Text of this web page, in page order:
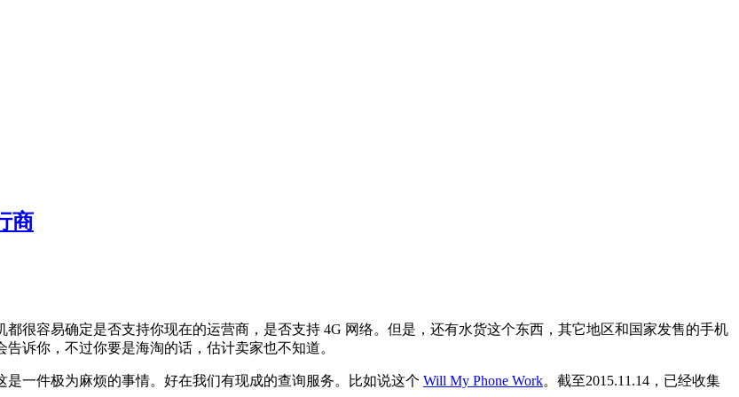
商
很容易确定是否支持你现在的运营商，是否支持 4G 网络。但是，还有水货这个东西，其它地区和国家发售的手机
诉你，不过你要是海淘的话，估计卖家也不知道。
一件极为麻烦的事情。好在我们有现成的查询服务。比如说这个 Will My Phone Work。截至2015.11.14，已经收集